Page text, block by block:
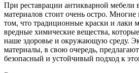
При реставрации антикварной мебели
материалов стоит очень остро.
том, что традиционные краски и лаки
вредные химические вещества,
наше здоровье и окружающую среду.
материалы, в свою очередь,
безопасный и устойчивый подход к